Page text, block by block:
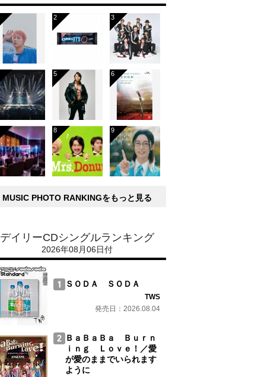
MUSIC PHOTO RANKINGをもっと見る
デイリーCDシングルランキング
2026年08月06日付
ＳＯＤＡ ＳＯＤＡ
TWS
発売日：2026.08.04
ＢａＢａＢａ Ｂｕｒｎ
ｉｎｇ Ｌｏｖｅ！／愛
が愛のままでいられます
ように